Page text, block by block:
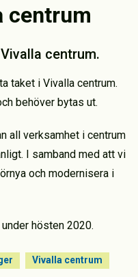
centrum
centrum.
taket i Vivalla centrum.
behöver bytas ut.
all verksamhet i centrum
I samband med att vi
och modernisera i
hösten 2020.
Vivalla centrum